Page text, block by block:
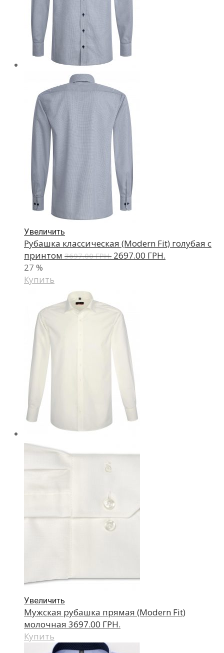
Увеличить
Рубашка классическая (Modern Fit) голубая с
принтом 3697.00 ГРН. 2697.00 ГРН.
27 %
Купить
Увеличить
Мужская рубашка прямая (Modern Fit)
молочная 3697.00 ГРН.
Купить